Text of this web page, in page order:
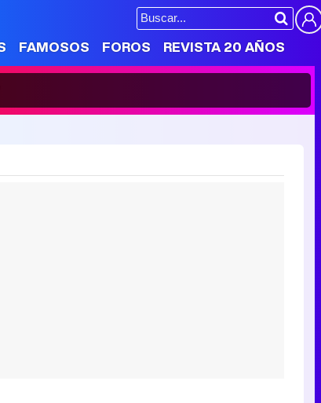
FAMOSOS FOROS REVISTA 20 AÑOS